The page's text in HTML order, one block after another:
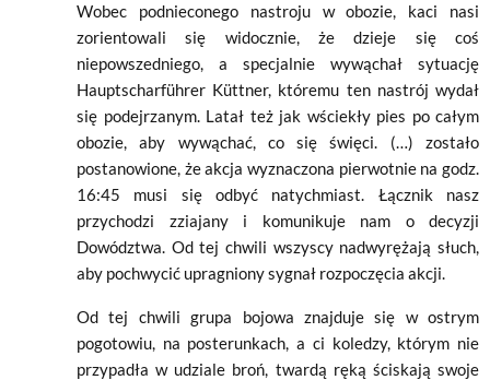
Wobec podnieconego nastroju w obozie, kaci nasi
zorientowali się widocznie, że dzieje się coś
niepowszedniego, a specjalnie wywąchał sytuację
Hauptscharführer Küttner, któremu ten nastrój wydał
się podejrzanym. Latał też jak wściekły pies po całym
obozie, aby wywąchać, co się święci. (…) zostało
postanowione, że akcja wyznaczona pierwotnie na godz.
16:45 musi się odbyć natychmiast. Łącznik nasz
przychodzi zziajany i komunikuje nam o decyzji
Dowództwa. Od tej chwili wszyscy nadwyrężają słuch,
aby pochwycić upragniony sygnał rozpoczęcia akcji.
Od tej chwili grupa bojowa znajduje się w ostrym
pogotowiu, na posterunkach, a ci koledzy, którym nie
przypadła w udziale broń, twardą ręką ściskają swoje